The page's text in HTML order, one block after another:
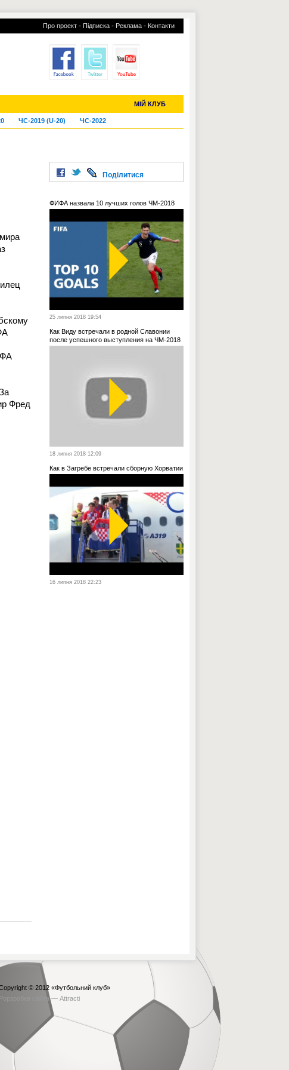
Про проект - Підписка - Реклама - Контакти
МІЙ КЛУБ
ЧС-2019 (U-20) ЧС-2022
УСІ ТРАНСФЕРИ
Фред
Поділитися
ФИФА назвала 10 лучших голов ЧМ-2018
25 липня 2018 19:54
Как Виду встречали в родной Славонии
после успешного выступления на ЧМ-2018
18 липня 2018 12:09
Как в Загребе встречали сборную Хорватии
16 липня 2018 22:23
© 2012 «Футбольний клуб»
Рорзробка сайта — Attracti